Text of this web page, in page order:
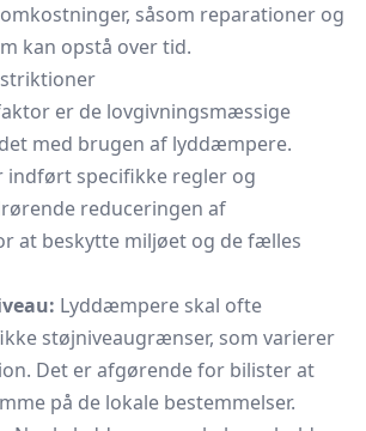
såsom reparationer og
kan opstå over tid.
er de lovgivningsmæssige
med brugen af lyddæmpere.
indført specifikke regler og
reduceringen af
at beskytte miljøet og de fælles
Lyddæmpere skal ofte
støjniveaugrænser, som varierer
Det er afgørende for bilister at
på de lokale bestemmelser.